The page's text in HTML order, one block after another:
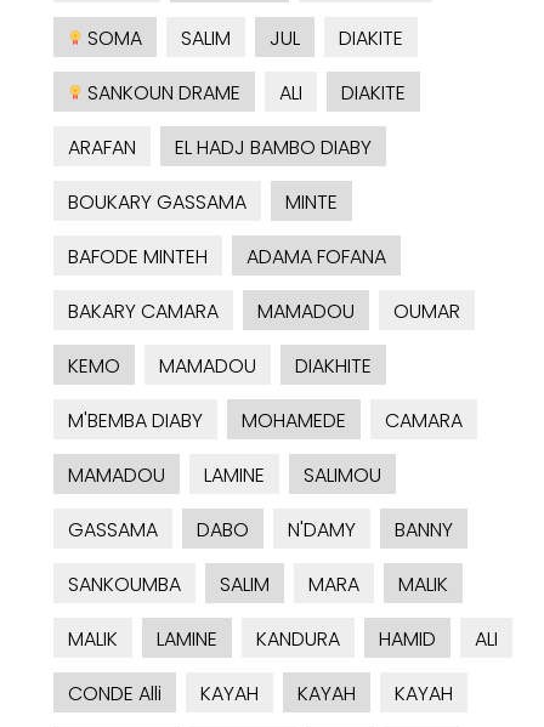
SOMA
SALIM JUL
DIAKITE
SANKOUN DRAME
ALI
DIAKITE
ARAFAN
EL HADJ BAMBO DIABY
BOUKARY GASSAMA
MINTE
BAFODE MINTEH
ADAMA FOFANA
BAKARY CAMARA
MAMADOU
OUMAR
KEMO
MAMADOU
DIAKHITE
M'BEMBA DIABY
MOHAMEDE
CAMARA
MAMADOU
LAMINE
SALIMOU
GASSAMA
DABO N'DAMY
BANNY
SANKOUMBA
SALIM MARA
MALIK
MALIK
LAMINE KANDURA HAMID
ALI
CONDE Alli
KAYAH KAYAH
KAYAH